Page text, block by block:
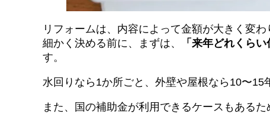
リフォームは、内容によって金額が大きく変わ
細かく決める前に、まずは、
「来年どれくら
す。
水回りなら1か所ごと、外壁や屋根なら10〜
また、国の補助金が利用できるケースもある